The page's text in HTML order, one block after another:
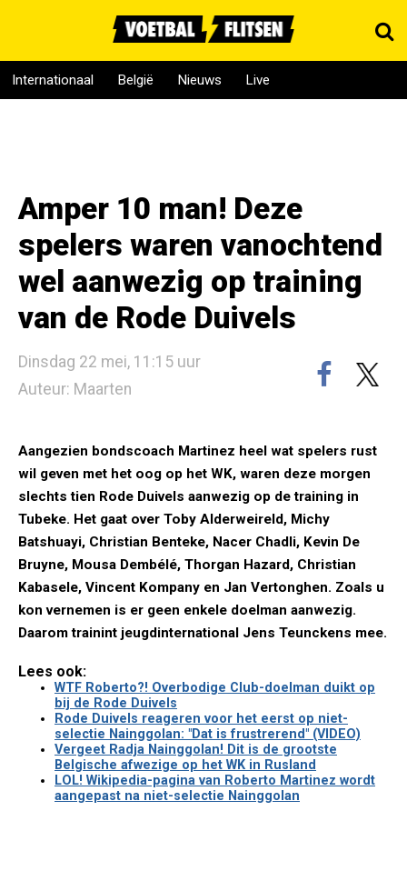
Internationaal België Nieuws Live
Amper 10 man! Deze
spelers waren vanochtend
wel aanwezig op training
van de Rode Duivels
Dinsdag 22 mei, 11:15 uur
Auteur: Maarten
Aangezien bondscoach Martinez heel wat spelers rust
wil geven met het oog op het WK, waren deze morgen
slechts tien Rode Duivels aanwezig op de training in
Tubeke. Het gaat over Toby Alderweireld, Michy
Batshuayi, Christian Benteke, Nacer Chadli, Kevin De
Bruyne, Mousa Dembélé, Thorgan Hazard, Christian
Kabasele, Vincent Kompany en Jan Vertonghen. Zoals u
kon vernemen is er geen enkele doelman aanwezig.
Daarom trainint jeugdinternational Jens Teunckens mee.
Lees ook:
WTF Roberto?! Overbodige Club-doelman duikt op
bij de Rode Duivels
Rode Duivels reageren voor het eerst op niet-
selectie Nainggolan: "Dat is frustrerend" (VIDEO)
Vergeet Radja Nainggolan! Dit is de grootste
Belgische afwezige op het WK in Rusland
LOL! Wikipedia-pagina van Roberto Martinez wordt
aangepast na niet-selectie Nainggolan